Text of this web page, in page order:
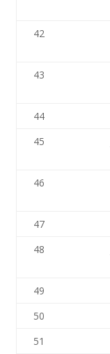
42
43
44
45
46
47
48
49
50
51